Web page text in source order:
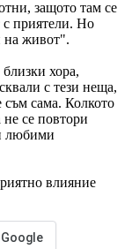
защото там се
с приятели. Но
на живот".
хора,
с тези неща,
съм сама. Колкото
се повтори
любими
влияние